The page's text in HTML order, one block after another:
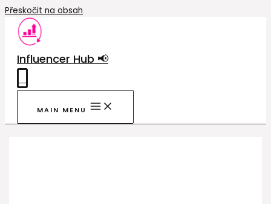
Přeskočit na obsah
Influencer Hub 📢
MAIN MENU